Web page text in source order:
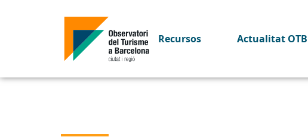
Recursos Actualitat OTB